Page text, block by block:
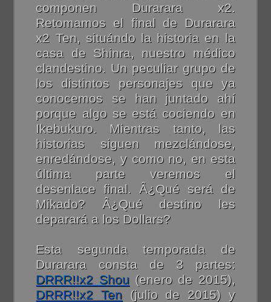
componen Durarara x2.
Retomamos el final de Durarara
x2 Ten, situándo la historia en la
casa de Shinra, nuestro médico
clandestino. Un peculiar grupo de
los distintos personajes que ya
conocemos se han juntado ahí
porque algo se está cociendo en
Ikebukuro. Mientras tanto, las
historias siguen mezclándose,
enredándose, y como no, en esta
última parte veremos el
desenlace final. Â¿Qué será de
Mikado? Â¿Qué destino les
deparará a los Dollars?
Esta segunda temporada de
Durarara consta de 3 partes:
DRRR!!x2 Shou(enero de 2015),
DRRR!!x2 Ten (julio de 2015) y